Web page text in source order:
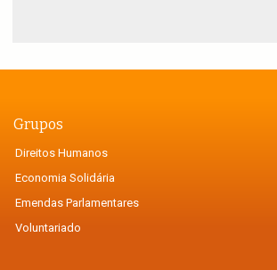
Grupos
Direitos Humanos
Economia Solidária
Emendas Parlamentares
Voluntariado